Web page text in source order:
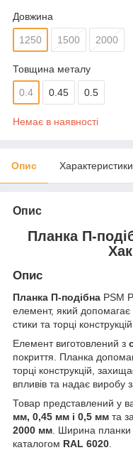
Довжина
1250 1500 2000
Товщина металу
0.4 0.45 0.5
Немає в наявності
Опис Характеристики
Опис
Планка П-
Опис
Планка П-подібна PSM
елемент, який допомагає
стики та торці
Елемент виготовлений з
покриття. Планка
торці конструкцій,
впливів та надає виробу
Товар представлений у
мм, 0,45 мм і 0,5 мм та
2000 мм. Ширина
каталогом RAL 6020.